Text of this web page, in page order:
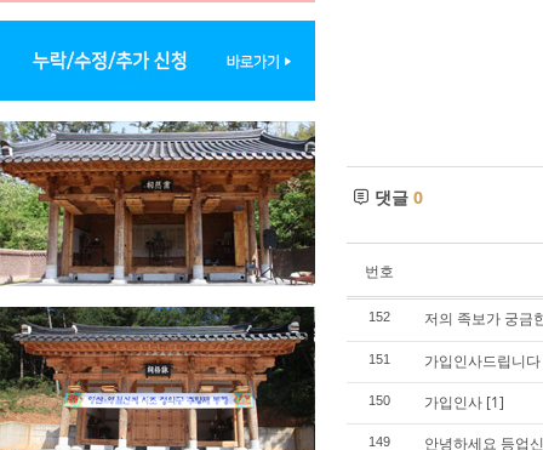
댓글 0
번호
152 저의 족보가 궁금
151 가입인사드립니다
150 가입인사 [1]
149 안녕하세요 등업